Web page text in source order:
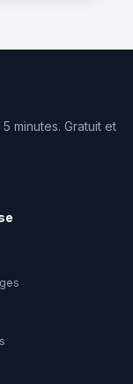
minutes. Gratuit et